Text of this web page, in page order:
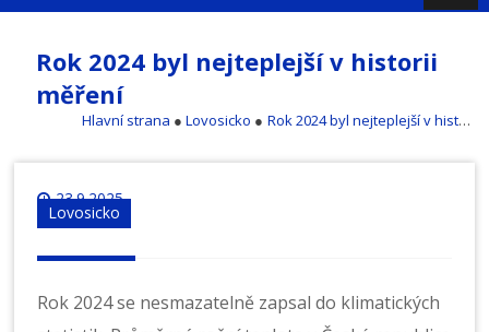
s
i
c
k
d
n
e
š
e
k
Rok 2024 byl nejteplejší v historii
měření
Hlavní strana ● Lovosicko ● Rok 2024 byl nejteplejší v historii měření
Lovosicko
23.9.2025
Rok 2024 se nesmazatelně zapsal do klimatických